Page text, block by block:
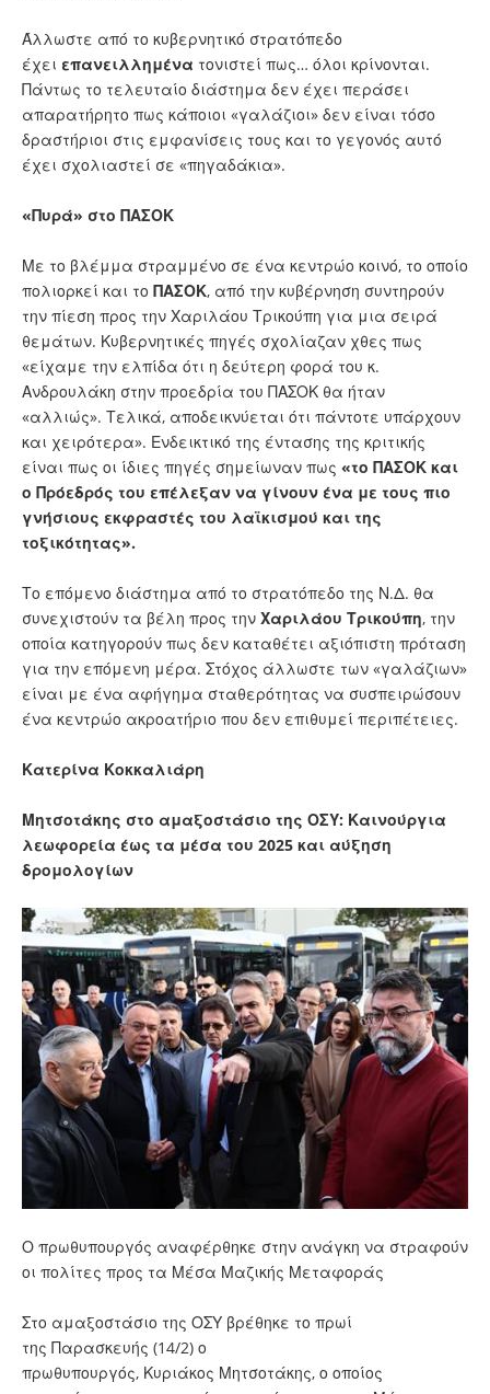
Άλλωστε από το κυβερνητικό στρατόπεδο
έχει επανειλλημένα τονιστεί πως… όλοι κρίνονται.
Πάντως το τελευταίο διάστημα δεν έχει περάσει
απαρατήρητο πως κάποιοι «γαλάζιοι» δεν είναι τόσο
δραστήριοι στις εμφανίσεις τους και το γεγονός αυτό
έχει σχολιαστεί σε «πηγαδάκια».
«Πυρά» στο ΠΑΣΟΚ
Με το βλέμμα στραμμένο σε ένα κεντρώο κοινό, το οποίο
πολιορκεί και το ΠΑΣΟΚ, από την κυβέρνηση συντηρούν
την πίεση προς την Χαριλάου Τρικούπη για μια σειρά
θεμάτων. Κυβερνητικές πηγές σχολίαζαν χθες πως
«είχαμε την ελπίδα ότι η δεύτερη φορά του κ.
Ανδρουλάκη στην προεδρία του ΠΑΣΟΚ θα ήταν
«αλλιώς». Τελικά, αποδεικνύεται ότι πάντοτε υπάρχουν
και χειρότερα». Ενδεικτικό της έντασης της κριτικής
είναι πως οι ίδιες πηγές σημείωναν πως «το ΠΑΣΟΚ και
ο Πρόεδρός του επέλεξαν να γίνουν ένα με τους πιο
γνήσιους εκφραστές του λαϊκισμού και της
τοξικότητας».
Το επόμενο διάστημα από το στρατόπεδο της Ν.Δ. θα
συνεχιστούν τα βέλη προς την Χαριλάου Τρικούπη, την
οποία κατηγορούν πως δεν καταθέτει αξιόπιστη πρόταση
για την επόμενη μέρα. Στόχος άλλωστε των «γαλάζιων»
είναι με ένα αφήγημα σταθερότητας να συσπειρώσουν
ένα κεντρώο ακροατήριο που δεν επιθυμεί περιπέτειες.
Κατερίνα Κοκκαλιάρη
Μητσοτάκης στο αμαξοστάσιο της ΟΣΥ: Καινούργια
λεωφορεία έως τα μέσα του 2025 και αύξηση
δρομολογίων
Ο πρωθυπουργός αναφέρθηκε στην ανάγκη να στραφούν
οι πολίτες προς τα Μέσα Μαζικής Μεταφοράς
Στο αμαξοστάσιο της ΟΣΥ βρέθηκε το πρωί
της Παρασκευής (14/2) ο
πρωθυπουργός, Κυριάκος Μητσοτάκης, ο οποίος